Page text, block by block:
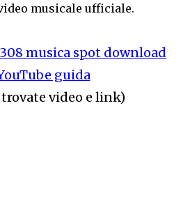
musicale ufficiale.
musica spot download
guida
video e link)